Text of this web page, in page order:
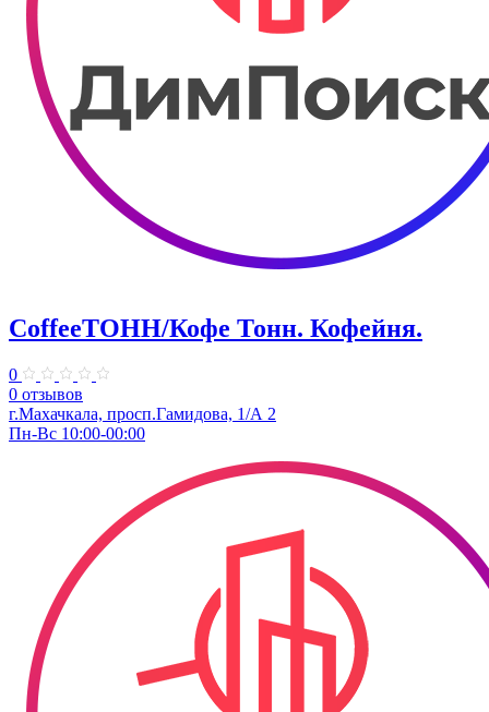
CoffeeТОНН/Кофе Тонн. Кофейня.
0
0 отзывов
г.Махачкала, просп.Гамидова, 1/А 2
Пн-Вс 10:00-00:00